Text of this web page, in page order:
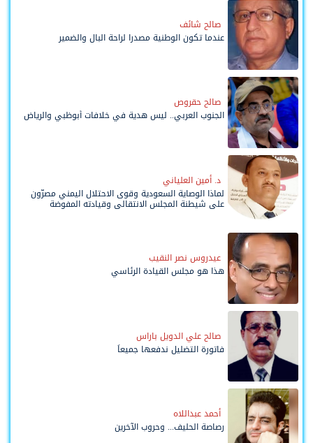
صالح شائف
عندما تكون الوطنية مصدرا لراحة البال والضمير
صالح حقروص
الجنوب العربي.. ليس هدية في خلافات أبوظبي والرياض
د. أمين العلياني
لماذا الوصاية السعودية وقوى الاحتلال اليمني مصرّون
على شيطنة المجلس الانتقالي وقيادته المفوضة
وحواضنه الشعبية؟
عيدروس نصر النقيب
هذا هو مجلس القيادة الرئاسي
صالح علي الدويل باراس
فاتورة التضليل ندفعها جميعاً
أحمد عبداللاه
رصاصة الحليف... وحروب الآخرين